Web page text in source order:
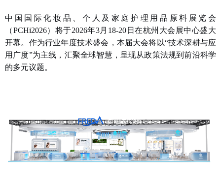
中国国际化妆品、个人及家庭护理用品原料展览会
（PCHi2026）将于2026年3月18-20日在杭州大会展中心盛大
开幕。作为行业年度技术盛会，本届大会将以“技术深耕与应
用广度”为主线，汇聚全球智慧，呈现从政策法规到前沿科学
的多元议题。